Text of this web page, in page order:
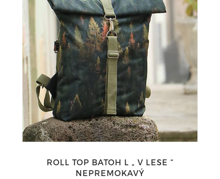
ROLL TOP BATOH L „ V LESE “
NEPREMOKAVÝ